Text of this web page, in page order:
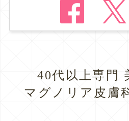
40代以上専門
マグノリア皮膚